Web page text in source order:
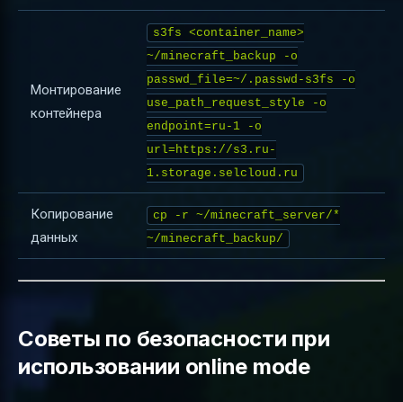
Монтирование
контейнера
s3fs <container_name>
~/minecraft_backup -o
passwd_file=~/.passwd-s3fs -o
use_path_request_style -o
endpoint=ru-1 -o
url=https://s3.ru-
1.storage.selcloud.ru
Копирование
данных
cp -r ~/minecraft_server/*
~/minecraft_backup/
Советы по безопасности при
использовании online mode